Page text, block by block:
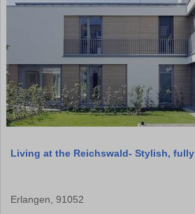
Living at the Reichswald- Stylish, fully
Erlangen, 91052